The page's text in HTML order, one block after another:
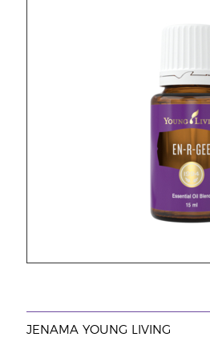
JENAMA YOUNG LIVING